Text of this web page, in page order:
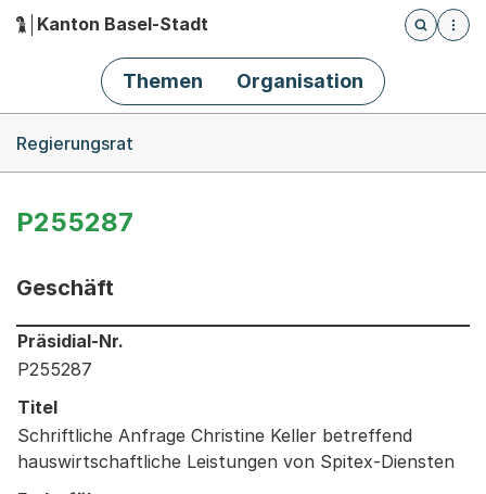
Hauptnavigation
Kanton Basel-Stadt
Öffnet
Themen Organisation
Regierungsrat
P255287
Geschäft
Informationen zum Ausgewählten Geschäft
Präsidial-Nr.
P255287
Titel
Schriftliche Anfrage Christine Keller betreffend
hauswirtschaftliche Leistungen von Spitex-Diensten